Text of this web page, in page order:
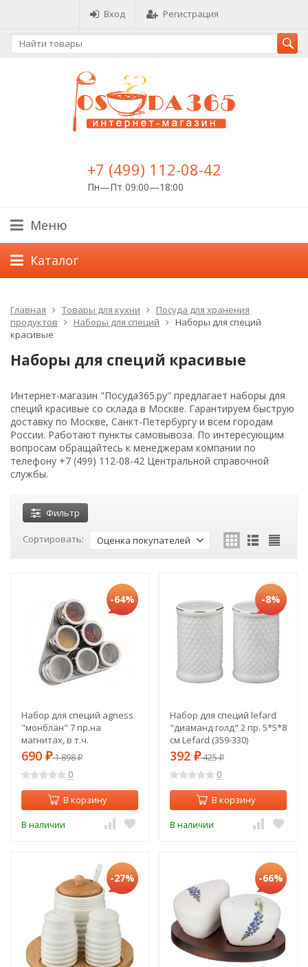
Вход Регистрация
+7 (499) 112-08-42
Пн—Пт 09:00—18:00
Меню
Каталог
Главная Товары для кухни
Посуда для хранения
продуктов
Наборы для специй
Наборы для специй
красивые
Наборы для специй красивые
Интернет-магазин "Посуда365.ру" предлагает наборы для
специй красивые со склада в Москве. Гарантируем быструю
доставку по Москве, Санкт-Петербургу и всем городам
России. Работают пункты самовывоза. По интересующим
вопросам обращайтесь к менеджерам компании по
телефону +7 (499) 112-08-42 Центральной справочной
службы.
Фильтр
Сортировать: Оценка покупателей
-64%
Набор для специй agness
"монблан" 7 пр.на
магнитах, в т.ч.
метал.подставка 20*22*5
см Agness (912-002)
690 ₽1 898₽
0
В корзину
В наличии
-8%
Набор для специй lefard
"диаманд голд" 2 пр. 5*5*8
см Lefard (359-330)
392 ₽425₽
0
В корзину
В наличии
-27% -66%